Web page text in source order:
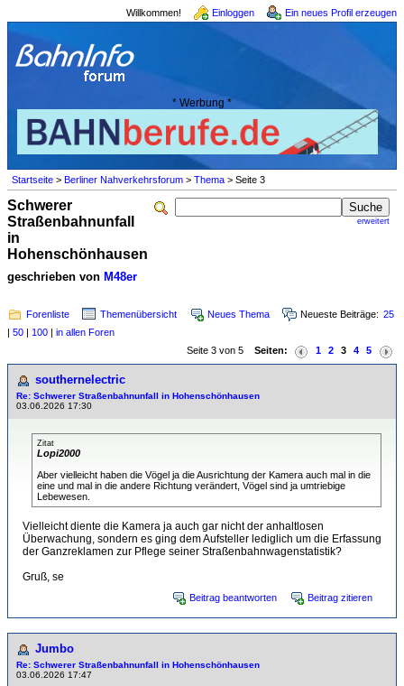
Willkommen! Einloggen Ein neues Profil erzeugen
* Werbung *
Startseite > Berliner Nahverkehrsforum > Thema > Seite 3
erweitert
Schwerer
Straßenbahnunfall
in
Hohenschönhausen
geschrieben von M48er
Forenliste Themenübersicht Neues Thema Neueste Beiträge: 25
| 50 | 100 | in allen Foren
Seite 3 von 5 Seiten: 1 2 3 4 5
southernelectric
Re: Schwerer Straßenbahnunfall in Hohenschönhausen
03.06.2026 17:30
Zitat
Lopi2000
Aber vielleicht haben die Vögel ja die Ausrichtung der Kamera auch mal in die
eine und mal in die andere Richtung verändert, Vögel sind ja umtriebige
Lebewesen.
Vielleicht diente die Kamera ja auch gar nicht der anhaltlosen
Überwachung, sondern es ging dem Aufsteller lediglich um die Erfassung
der Ganzreklamen zur Pflege seiner Straßenbahnwagenstatistik?
Gruß, se
Beitrag beantworten Beitrag zitieren
Jumbo
Re: Schwerer Straßenbahnunfall in Hohenschönhausen
03.06.2026 17:47